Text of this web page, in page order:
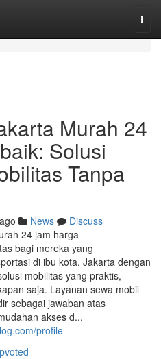
Murah 24
Solusi
Tanpa
News
Discuss
24 jam harga
bagi mereka yang
di ibu kota. Jakarta dengan
mobilitas yang praktis,
saja. Layanan sewa mobil
sebagai jawaban atas
akses d...
profile